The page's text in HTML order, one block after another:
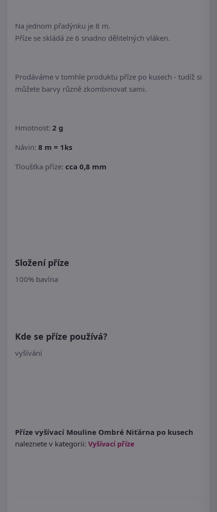
Na jednom přadýnku je 8 m.
Příze se skládá ze 6 snadno dělitelných vláken.
Prodáváme v tomhle produktu příze po kusech - tudíž si
můžete barvy různě zkombinovat sami.
Hmotnost: 2 g
Návin: 8 m = 1ks
Tloušťka příze: cca 0,8 mm
Složení příze
100% bavlna
Kde se příze používá?
vyšívání
Příze vyšívací Mouline Ombré Niťárna po kusech
naleznete v kategorii: Vyšívací příze